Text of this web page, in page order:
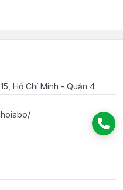
Hồ Chí Minh - Quận 4